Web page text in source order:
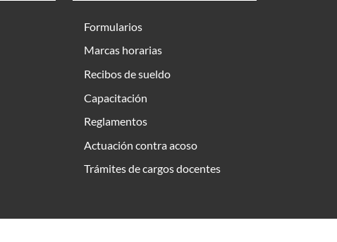
Formularios
Marcas horarias
Recibos de sueldo
Capacitación
Reglamentos
Actuación contra acoso
Trámites de cargos docentes